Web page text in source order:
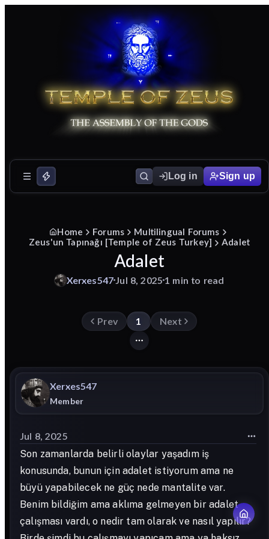
Log in Sign up
Home Forums
Multilingual Forums
Zeus'un Tapınağı [Temple of Zeus Turkey]
Adalet
Adalet
Xerxes547 Jul 8, 2025 1 min to read
Prev 1 Next
Xerxes547
Member
Jul 8, 2025
Son zamanlarda belirli olaylar yaşadım iş
konusunda, bunun için adalet istiyorum ama ne
büyü yapabilecek ne güç nede mantalite var.
Benim bildiğim ama aklıma gelmeyen bir adalet
çalışması vardı, o nedir tam olarak ve nasıl yapılır?